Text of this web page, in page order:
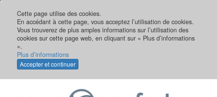
Aller
contenu
principal
Cette page utilise des cookies.
En accédant à cette page, vous acceptez l’utilisation de cookies.
Vous trouverez de plus amples informations sur l’utilisation des
cookies sur cette page web, en cliquant sur « Plus d’informations
».
Plus d’informations
Accepter et continuer